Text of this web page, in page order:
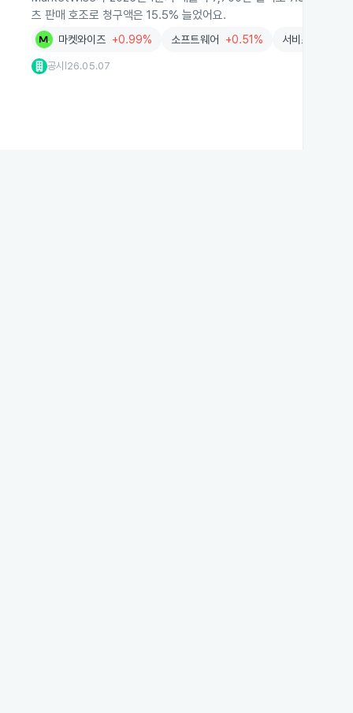
츠 판매 호조로 청구액은 15.5% 늘었어요.
마켓와이즈 +0.99% 소프트웨어 +0.51% 서비스
공시 26.05.07